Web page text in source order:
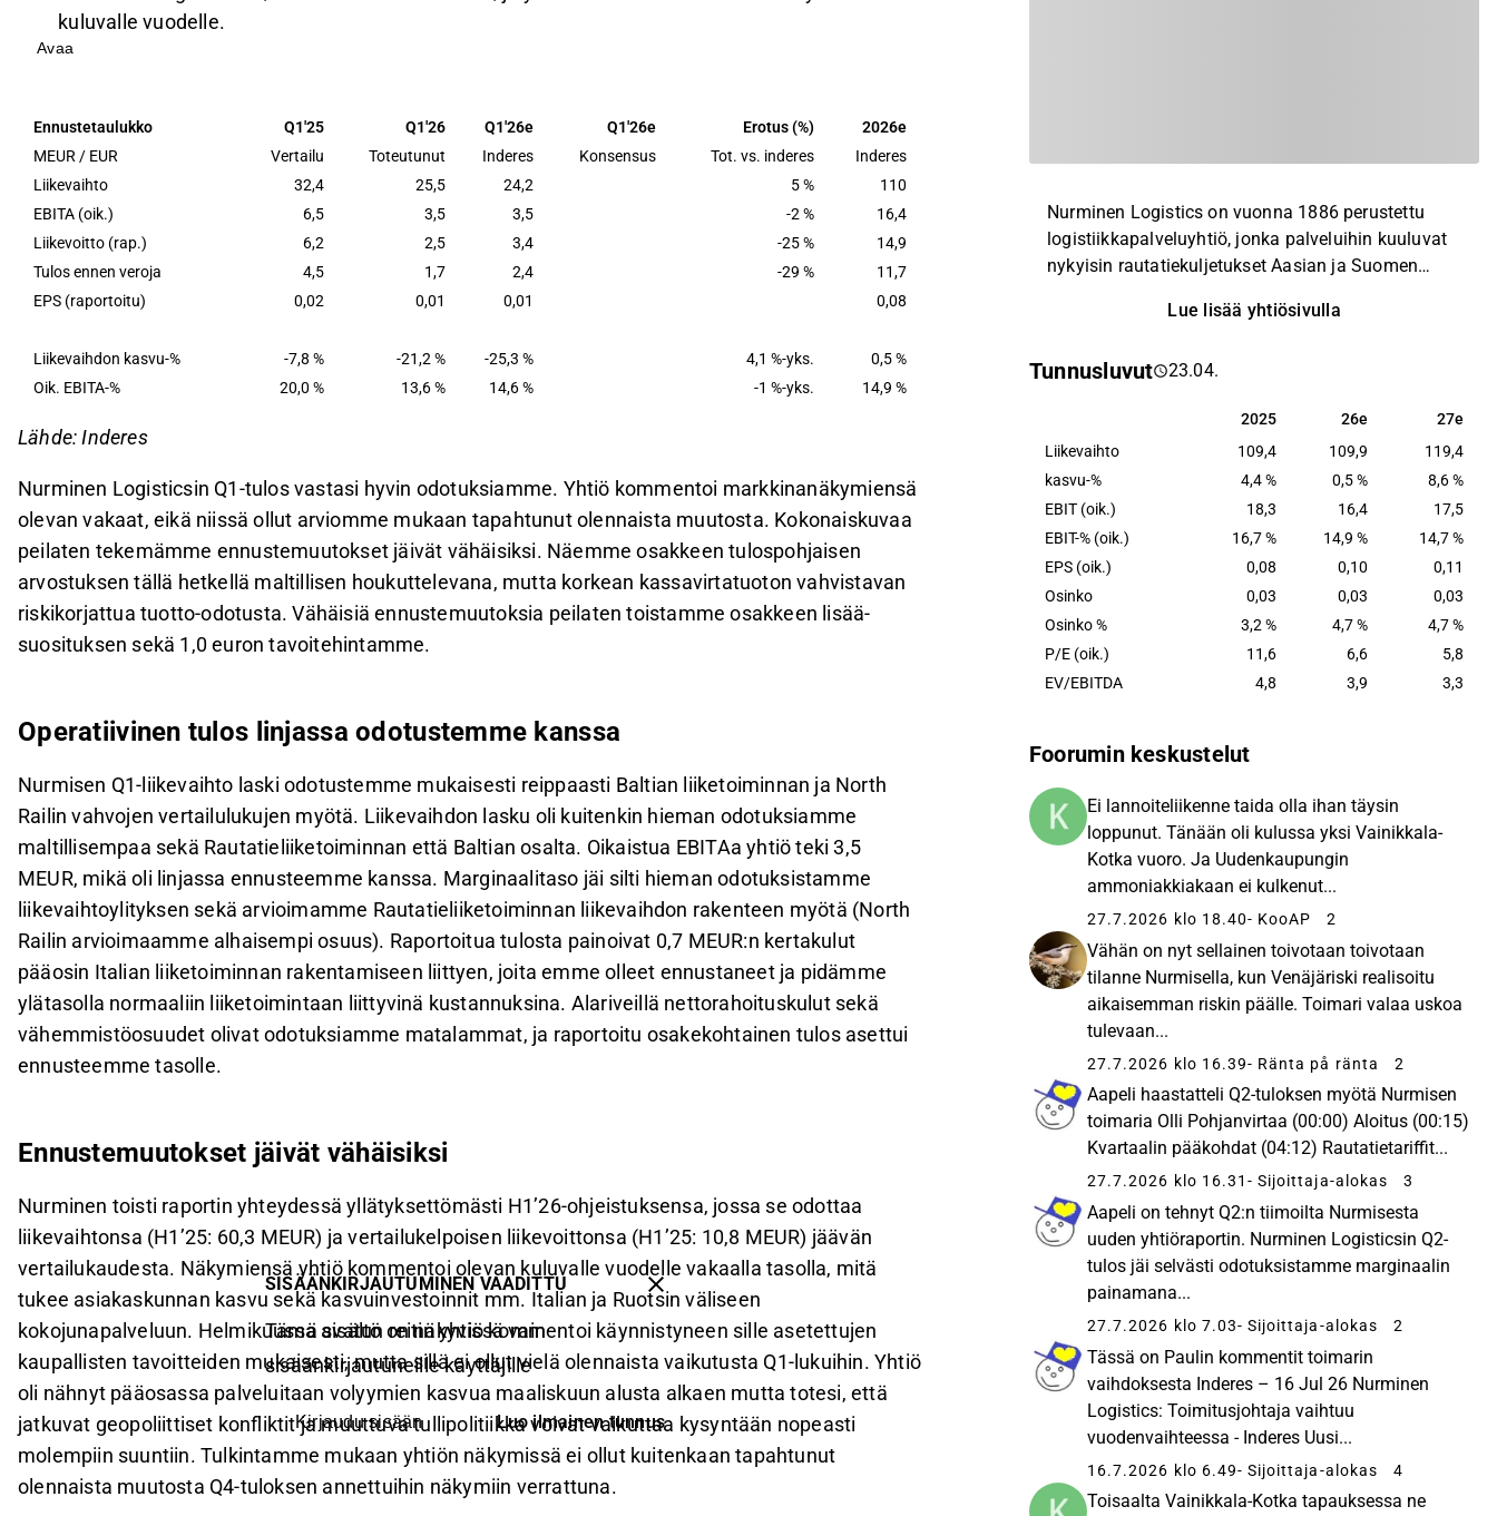
kuluvalle vuodelle.
Liikevaihto laski odotetusti, mutta oikaistu EBITA oli linjassa ennusteiden kanssa, vaikka
Yhtiö odottaa liikevaihdon ja vertailukelpoisen liikevoiton jäävän vertailukaudesta H1'26-
ohjeistuksensa mukaisesti.
Osakkeen arvostus on maltillisen houkutteleva, ja korkea kassavirtatuotto tukee riskikorjattua
tuotto-odotusta.
Tämä sisältö on tekoälyn tuottamaa. Anna siihen liittyvää palautetta Inderesin
Avaa
Ennustetaulukko Q1'25 Q1'26 Q1'26e Q1'26e Erotus (%)
2026e
MEUR / EUR
Vertailu Toteutunut Inderes Konsensus Tot. vs. inderes
Inderes
Liikevaihto
32,4 25,5 24,2 5 %
110
EBITA (oik.)
6,5 3,5 3,5 -2 %
16,4
Liikevoitto (rap.)
6,2 2,5 3,4 -25 %
14,9
Tulos ennen veroja
4,5 1,7 2,4 -29 %
11,7
EPS (raportoitu)
0,02 0,01 0,01 0,08
Liikevaihdon kasvu-% -7,8 % -21,2 % -25,3 % 4,1 %-yks.
0,5 %
Oik. EBITA-%
20,0 % 13,6 % 14,6 % -1 %-yks. 14,9 %
Lähde: Inderes
Nurminen Logisticsin Q1-tulos vastasi hyvin odotuksiamme. Yhtiö kommentoi markkinanäkymiensä
olevan vakaat, eikä niissä ollut arviomme mukaan tapahtunut olennaista muutosta. Kokonaiskuvaa
peilaten tekemämme ennustemuutokset jäivät vähäisiksi. Näemme osakkeen tulospohjaisen
arvostuksen tällä hetkellä maltillisen houkuttelevana, mutta korkean kassavirtatuoton vahvistavan
riskikorjattua tuotto-odotusta. Vähäisiä ennustemuutoksia peilaten toistamme osakkeen lisää-
suosituksen sekä 1,0 euron tavoitehintamme.
Operatiivinen tulos linjassa odotustemme kanssa
Nurmisen Q1-liikevaihto laski odotustemme mukaisesti reippaasti Baltian liiketoiminnan ja North
Railin vahvojen vertailulukujen myötä. Liikevaihdon lasku oli kuitenkin hieman odotuksiamme
maltillisempaa sekä Rautatieliiketoiminnan että Baltian osalta. Oikaistua EBITAa yhtiö teki 3,5
MEUR, mikä oli linjassa ennusteemme kanssa. Marginaalitaso jäi silti hieman odotuksistamme
liikevaihtoylityksen sekä arvioimamme Rautatieliiketoiminnan liikevaihdon rakenteen myötä (North
Railin arvioimaamme alhaisempi osuus). Raportoitua tulosta painoivat 0,7 MEUR:n kertakulut
pääosin Italian liiketoiminnan rakentamiseen liittyen, joita emme olleet ennustaneet ja pidämme
ylätasolla normaaliin liiketoimintaan liittyvinä kustannuksina. Alariveillä nettorahoituskulut sekä
vähemmistöosuudet olivat odotuksiamme matalammat, ja raportoitu osakekohtainen tulos asettui
ennusteemme tasolle.
Ennustemuutokset jäivät vähäisiksi
Nurminen toisti raportin yhteydessä yllätyksettömästi H1’26-ohjeistuksensa, jossa se odottaa
liikevaihtonsa (H1’25: 60,3 MEUR) ja vertailukelpoisen liikevoittonsa (H1’25: 10,8 MEUR) jäävän
vertailukaudesta. Näkymiensä yhtiö kommentoi olevan kuluvalle vuodelle vakaalla tasolla, mitä
tukee asiakaskunnan kasvu sekä kasvuinvestoinnit mm. Italian ja Ruotsin väliseen
kokojunapalveluun. Helmikuussa avatun reitin yhtiö kommentoi käynnistyneen sille asetettujen
kaupallisten tavoitteiden mukaisesti, mutta sillä ei ollut vielä olennaista vaikutusta Q1-lukuihin. Yhtiö
oli nähnyt pääosassa palveluitaan volyymien kasvua maaliskuun alusta alkaen mutta totesi, että
jatkuvat geopoliittiset konfliktit ja muuttuva tullipolitiikka voivat vaikuttaa kysyntään nopeasti
molempiin suuntiin. Tulkintamme mukaan yhtiön näkymissä ei ollut kuitenkaan tapahtunut
olennaista muutosta Q4-tuloksen annettuihin näkymiin verrattuna.
SISÄÄNKIRJAUTUMINEN VAADITTU
Tämä sisältö on näkyvissä vain
sisäänkirjautuneille käyttäjille
Kirjaudu sisään Luo ilmainen tunnus
Nurminen Logistics on vuonna 1886 perustettu
logistiikkapalveluyhtiö, jonka palveluihin kuuluvat
nykyisin rautatiekuljetukset Aasian ja Suomen
erilaisia terminaali- ja huolintapalveluita.
Lue lisää yhtiösivulla
Tunnusluvut 23.04.
2025 26e 27e
2025 26e
27e
Liikevaihto
109,4 109,9
119,4
kasvu-%
4,4 % 0,5 %
8,6 %
EBIT (oik.)
18,3 16,4
17,5
EBIT-% (oik.)
16,7 % 14,9 %
14,7 %
EPS (oik.)
0,08 0,10
0,11
Osinko
0,03 0,03
0,03
Osinko %
3,2 % 4,7 %
4,7 %
P/E (oik.)
11,6 6,6
5,8
EV/EBITDA
4,8 3,9 3,3
Foorumin keskustelut
Ei lannoiteliikenne taida olla ihan täysin
loppunut. Tänään oli kulussa yksi Vainikkala-
Kotka vuoro. Ja Uudenkaupungin
ammoniakkiakaan ei kulkenut...
27.7.2026 klo 18.40- KooAP 2
Vähän on nyt sellainen toivotaan toivotaan
tilanne Nurmisella, kun Venäjäriski realisoitu
aikaisemman riskin päälle. Toimari valaa uskoa
tulevaan...
27.7.2026 klo 16.39- Ränta på ränta 2
Aapeli haastatteli Q2-tuloksen myötä Nurmisen
toimaria Olli Pohjanvirtaa (00:00) Aloitus (00:15)
Kvartaalin pääkohdat (04:12) Rautatietariffit...
27.7.2026 klo 16.31 - Sijoittaja-alokas 3
Aapeli on tehnyt Q2:n tiimoilta Nurmisesta
uuden yhtiöraportin. Nurminen Logisticsin Q2-
tulos jäi selvästi odotuksistamme marginaalin
painamana...
27.7.2026 klo 7.03- Sijoittaja-alokas 2
Tässä on Paulin kommentit toimarin
vaihdoksesta Inderes – 16 Jul 26 Nurminen
Logistics: Toimitusjohtaja vaihtuu
vuodenvaihteessa - Inderes Uusi...
16.7.2026 klo 6.49- Sijoittaja-alokas 4
Toisaalta Vainikkala-Kotka tapauksessa ne